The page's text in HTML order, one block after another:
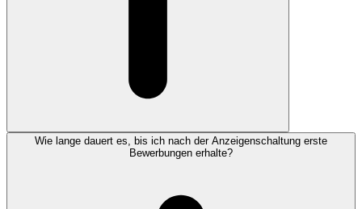
Wie lange dauert es, bis ich nach der Anzeigenschaltung erste
Bewerbungen erhalte?